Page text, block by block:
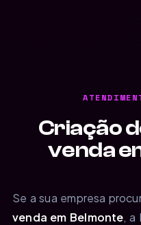
Criação
venda
Se a sua empresa
venda em Belmonte, a